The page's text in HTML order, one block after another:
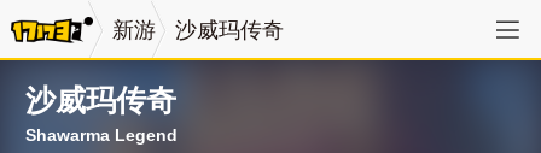
新游 沙威玛传奇
沙威玛传奇
Shawarma Legend